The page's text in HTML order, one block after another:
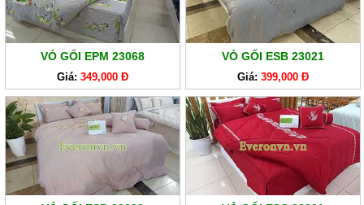
VỎ GỐI EPM 23068
Giá: 349,000 Đ
VỎ GỐI ESB 23021
Giá: 399,000 Đ